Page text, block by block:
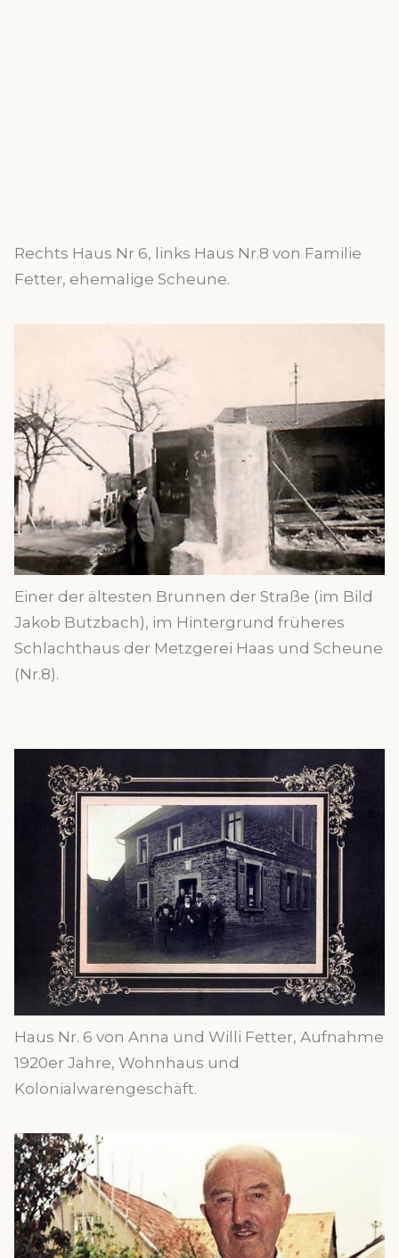
Rechts Haus Nr 6, links Haus Nr.8 von Familie
Fetter, ehemalige Scheune.
Einer der ältesten Brunnen der Straße (im Bild
Jakob Butzbach), im Hintergrund früheres
Schlachthaus der Metzgerei Haas und Scheune
(Nr.8).
Haus Nr. 6 von Anna und Willi Fetter, Aufnahme
1920er Jahre, Wohnhaus und
Kolonialwarengeschäft.